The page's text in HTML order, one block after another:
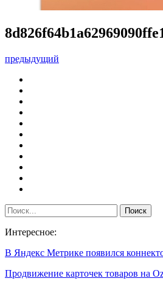
предыдущий
Интересное:
В Яндекс Метрике появился
Продвижение карточек товаров на